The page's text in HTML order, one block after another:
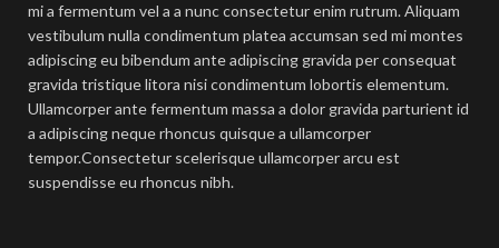
mi a fermentum vel a a nunc consectetur enim rutrum. Aliquam
vestibulum nulla condimentum platea accumsan sed mi montes
adipiscing eu bibendum ante adipiscing gravida per consequat
gravida tristique litora nisi condimentum lobortis elementum.
Ullamcorper ante fermentum massa a dolor gravida parturient id
a adipiscing neque rhoncus quisque a ullamcorper
tempor.Consectetur scelerisque ullamcorper arcu est
suspendisse eu rhoncus nibh.